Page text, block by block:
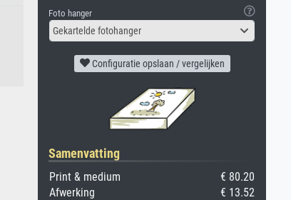
Foto hanger
Gekartelde fotohanger
Configuratie opslaan / vergelijken
Samenvatting
Print & medium
€ 80.20
Afwerking
€ 13.52